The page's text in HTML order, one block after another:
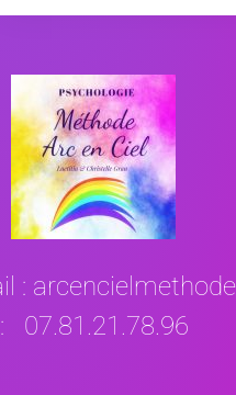
:
07.81.21.78.96